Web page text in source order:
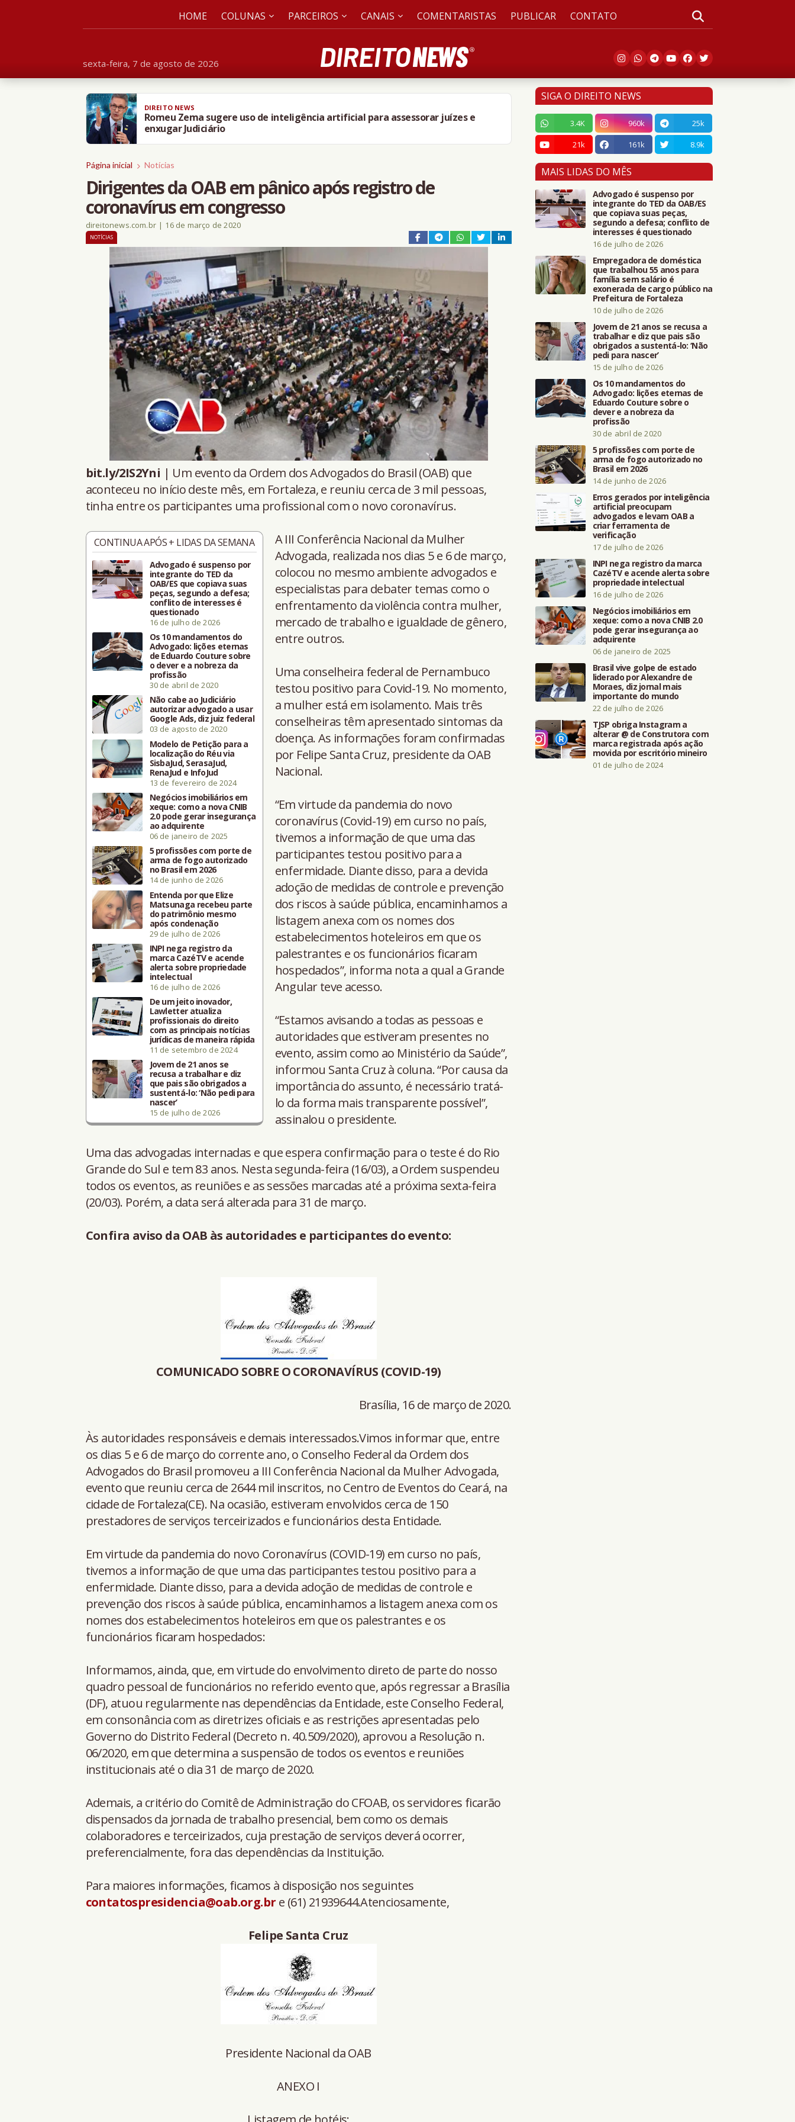
sexta-feira, 7 de agosto de 2026
HOME COLUNAS PARCEIROS CANAIS COMENTARISTAS PUBLICAR CONTATO
DIREITO NEWS
Romeu Zema sugere uso de inteligência artificial para assessorar juízes e
enxugar Judiciário
Página inicial Notícias
Dirigentes da OAB em pânico após registro de
coronavírus em congresso
direitonews.com.br | 16 de março de 2020
NOTÍCIAS
bit.ly/2IS2Yni | Um evento da Ordem dos Advogados do Brasil (OAB) que
aconteceu no início deste mês, em Fortaleza, e reuniu cerca de 3 mil pessoas,
tinha entre os participantes uma profissional com o novo coronavírus.
CONTINUA APÓS + LIDAS DA SEMANA
Advogado é suspenso por
integrante do TED da
OAB/ES que copiava suas
peças, segundo a defesa;
conflito de interesses é
questionado
16 de julho de 2026
Os 10 mandamentos do
Advogado: lições eternas
de Eduardo Couture sobre
o dever e a nobreza da
profissão
30 de abril de 2020
Não cabe ao Judiciário
autorizar advogado a usar
Google Ads, diz juiz federal
03 de agosto de 2020
Modelo de Petição para a
localização do Réu via
SisbaJud, SerasaJud,
RenaJud e InfoJud
13 de fevereiro de 2024
Negócios imobiliários em
xeque: como a nova CNIB
2.0 pode gerar insegurança
ao adquirente
06 de janeiro de 2025
5 profissões com porte de
arma de fogo autorizado
no Brasil em 2026
14 de junho de 2026
Entenda por que Elize
Matsunaga recebeu parte
do patrimônio mesmo
após condenação
29 de julho de 2026
INPI nega registro da
marca CazéTV e acende
alerta sobre propriedade
intelectual
16 de julho de 2026
De um jeito inovador,
Lawletter atualiza
profissionais do direito
com as principais notícias
jurídicas de maneira rápida
11 de setembro de 2024
Jovem de 21 anos se
recusa a trabalhar e diz
que pais são obrigados a
sustentá-lo: ‘Não pedi para
nascer’
15 de julho de 2026
A III Conferência Nacional da Mulher
Advogada, realizada nos dias 5 e 6 de março,
colocou no mesmo ambiente advogados e
especialistas para debater temas como o
enfrentamento da violência contra mulher,
mercado de trabalho e igualdade de gênero,
entre outros.
Uma conselheira federal de Pernambuco
testou positivo para Covid-19. No momento,
a mulher está em isolamento. Mais três
conselheiras têm apresentado sintomas da
doença. As informações foram confirmadas
por Felipe Santa Cruz, presidente da OAB
Nacional.
“Em virtude da pandemia do novo
coronavírus (Covid-19) em curso no país,
tivemos a informação de que uma das
participantes testou positivo para a
enfermidade. Diante disso, para a devida
adoção de medidas de controle e prevenção
dos riscos à saúde pública, encaminhamos a
listagem anexa com os nomes dos
estabelecimentos hoteleiros em que os
palestrantes e os funcionários ficaram
hospedados”, informa nota a qual a Grande
Angular teve acesso.
“Estamos avisando a todas as pessoas e
autoridades que estiveram presentes no
evento, assim como ao Ministério da Saúde”,
informou Santa Cruz à coluna. “Por causa da
importância do assunto, é necessário tratá-
lo da forma mais transparente possível”,
assinalou o presidente.
Uma das advogadas internadas e que espera confirmação para o teste é do Rio
Grande do Sul e tem 83 anos. Nesta segunda-feira (16/03), a Ordem suspendeu
todos os eventos, as reuniões e as sessões marcadas até a próxima sexta-feira
(20/03). Porém, a data será alterada para 31 de março.
Confira aviso da OAB às autoridades e participantes do evento:
COMUNICADO SOBRE O CORONAVÍRUS (COVID-19)
Brasília, 16 de março de 2020.
Às autoridades responsáveis e demais interessados.Vimos informar que, entre
os dias 5 e 6 de março do corrente ano, o Conselho Federal da Ordem dos
Advogados do Brasil promoveu a III Conferência Nacional da Mulher Advogada,
evento que reuniu cerca de 2644 mil inscritos, no Centro de Eventos do Ceará, na
cidade de Fortaleza(CE). Na ocasião, estiveram envolvidos cerca de 150
prestadores de serviços terceirizados e funcionários desta Entidade.
Em virtude da pandemia do novo Coronavírus (COVID-19) em curso no país,
tivemos a informação de que uma das participantes testou positivo para a
enfermidade. Diante disso, para a devida adoção de medidas de controle e
prevenção dos riscos à saúde pública, encaminhamos a listagem anexa com os
nomes dos estabelecimentos hoteleiros em que os palestrantes e os
funcionários ficaram hospedados:
Informamos, ainda, que, em virtude do envolvimento direto de parte do nosso
quadro pessoal de funcionários no referido evento que, após regressar a Brasília
(DF), atuou regularmente nas dependências da Entidade, este Conselho Federal,
em consonância com as diretrizes oficiais e as restrições apresentadas pelo
Governo do Distrito Federal (Decreto n. 40.509/2020), aprovou a Resolução n.
06/2020, em que determina a suspensão de todos os eventos e reuniões
institucionais até o dia 31 de março de 2020.
Ademais, a critério do Comitê de Administração do CFOAB, os servidores ficarão
dispensados da jornada de trabalho presencial, bem como os demais
colaboradores e terceirizados, cuja prestação de serviços deverá ocorrer,
preferencialmente, fora das dependências da Instituição.
Para maiores informações, ficamos à disposição nos seguintes
contatospresidencia@oab.org.br e (61) 21939644.Atenciosamente,
Felipe Santa Cruz
Presidente Nacional da OAB
ANEXO I
SIGA O DIREITO NEWS
3.4K 960k
25k
21k
161k 8.9k
MAIS LIDAS DO MÊS
Advogado é suspenso por
integrante do TED da OAB/ES
que copiava suas peças,
segundo a defesa; conflito de
interesses é questionado
16 de julho de 2026
Empregadora de doméstica
que trabalhou 55 anos para
família sem salário é
exonerada de cargo público na
Prefeitura de Fortaleza
10 de julho de 2026
Jovem de 21 anos se recusa a
trabalhar e diz que pais são
obrigados a sustentá-lo: ‘Não
pedi para nascer’
15 de julho de 2026
Os 10 mandamentos do
Advogado: lições eternas de
Eduardo Couture sobre o
dever e a nobreza da
profissão
30 de abril de 2020
5 profissões com porte de
arma de fogo autorizado no
Brasil em 2026
14 de junho de 2026
Erros gerados por inteligência
artificial preocupam
advogados e levam OAB a
criar ferramenta de
verificação
17 de julho de 2026
INPI nega registro da marca
CazéTV e acende alerta sobre
propriedade intelectual
16 de julho de 2026
Negócios imobiliários em
xeque: como a nova CNIB 2.0
pode gerar insegurança ao
adquirente
06 de janeiro de 2025
Brasil vive golpe de estado
liderado por Alexandre de
Moraes, diz jornal mais
importante do mundo
22 de julho de 2026
TJSP obriga Instagram a
alterar @ de Construtora com
marca registrada após ação
movida por escritório mineiro
01 de julho de 2024